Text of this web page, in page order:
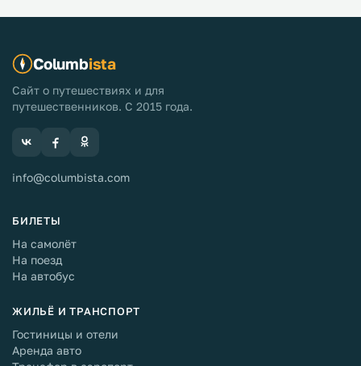
Columbista
Сайт о путешествиях и для
путешественников. С 2015 года.
info@columbista.com
БИЛЕТЫ
На самолёт
На поезд
На автобус
ЖИЛЬЁ И ТРАНСПОРТ
Гостиницы и отели
Аренда авто